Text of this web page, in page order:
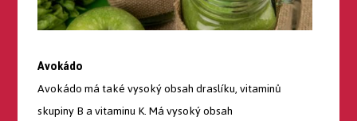
Avokádo
Avokádo má také vysoký obsah draslíku, vitaminů
skupiny B a vitaminu K. Má vysoký obsah